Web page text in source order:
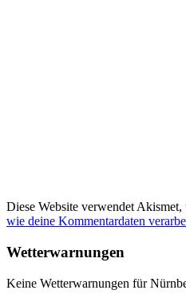
Diese Website verwendet Akismet,
wie deine Kommentardaten
Wetterwarnungen
Keine Wetterwarnungen für